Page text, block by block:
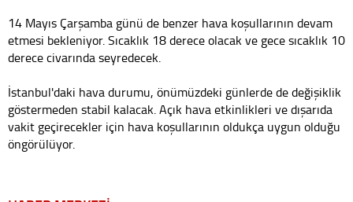
14 Mayıs Çarşamba günü de benzer hava koşullarının devam
etmesi bekleniyor. Sıcaklık 18 derece olacak ve gece sıcaklık 10
derece civarında seyredecek.
İstanbul'daki hava durumu, önümüzdeki günlerde de değişiklik
göstermeden stabil kalacak. Açık hava etkinlikleri ve dışarıda
vakit geçirecekler için hava koşullarının oldukça uygun olduğu
öngörülüyor.